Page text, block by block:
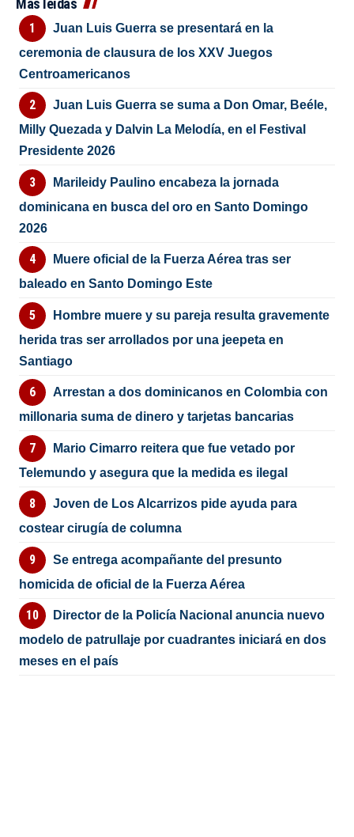
Más leídas
Juan Luis Guerra se presentará en la
ceremonia de clausura de los XXV Juegos
Centroamericanos
Juan Luis Guerra se suma a Don Omar, Beéle,
Milly Quezada y Dalvin La Melodía, en el Festival
Presidente 2026
Marileidy Paulino encabeza la jornada
dominicana en busca del oro en Santo Domingo
2026
Muere oficial de la Fuerza Aérea tras ser
baleado en Santo Domingo Este
Hombre muere y su pareja resulta gravemente
herida tras ser arrollados por una jeepeta en
Santiago
Arrestan a dos dominicanos en Colombia con
millonaria suma de dinero y tarjetas bancarias
Mario Cimarro reitera que fue vetado por
Telemundo y asegura que la medida es ilegal
Joven de Los Alcarrizos pide ayuda para
costear cirugía de columna
Se entrega acompañante del presunto
homicida de oficial de la Fuerza Aérea
Director de la Policía Nacional anuncia nuevo
modelo de patrullaje por cuadrantes iniciará en dos
meses en el país